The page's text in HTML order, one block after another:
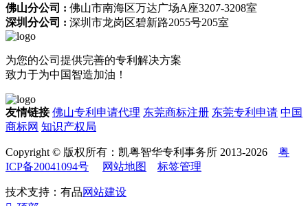
佛山分公司 : 佛山市南海区万达广场A座3207-3208室
深圳分公司 : 深圳市龙岗区碧新路2055号205室
为您的公司提供完善的专利解决方案
致力于为中国智造加油！
友情链接 佛山专利申请代理 东莞商标注册 东莞专利申请 中国
商标网 知识产权局
Copyright © 版权所有：凯粤智华专利事务所 2013-2026 粤
ICP备20041094号
网站地图 标签管理
技术支持：有品网站建设